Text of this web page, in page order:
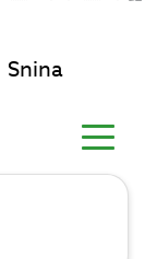
Snina